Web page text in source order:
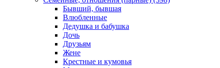
Бывший, бывшая
Влюбленные
Дедушка и бабушка
Дочь
Друзьям
Жене
Крестные и кумовья